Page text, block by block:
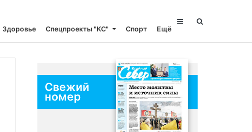
Здоровье Спецпроекты "КС" Спорт Ещё
Свежий
номер